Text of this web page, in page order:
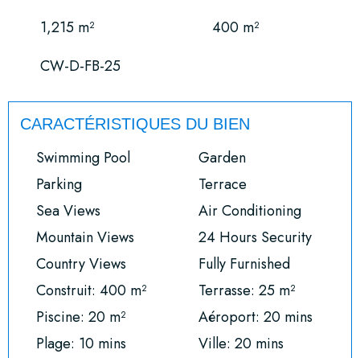
1,215 m²
400 m²
CW-D-FB-25
CARACTÉRISTIQUES DU BIEN
Swimming Pool
Garden
Parking
Terrace
Sea Views
Air Conditioning
Mountain Views
24 Hours Security
Country Views
Fully Furnished
Construit: 400 m²
Terrasse: 25 m²
Piscine: 20 m²
Aéroport: 20 mins
Plage: 10 mins
Ville: 20 mins